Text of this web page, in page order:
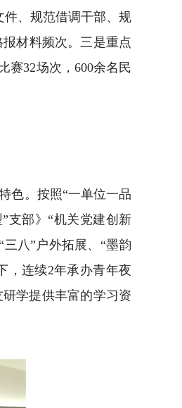
、规范借调干部、规
材料频次。三是重点
赛32场次，600余名民
色。按照“一单位一品
支部》“机关党建创新
八”户外拓展、“墨韵
，连续2年承办青年夜
学提供丰富的学习资